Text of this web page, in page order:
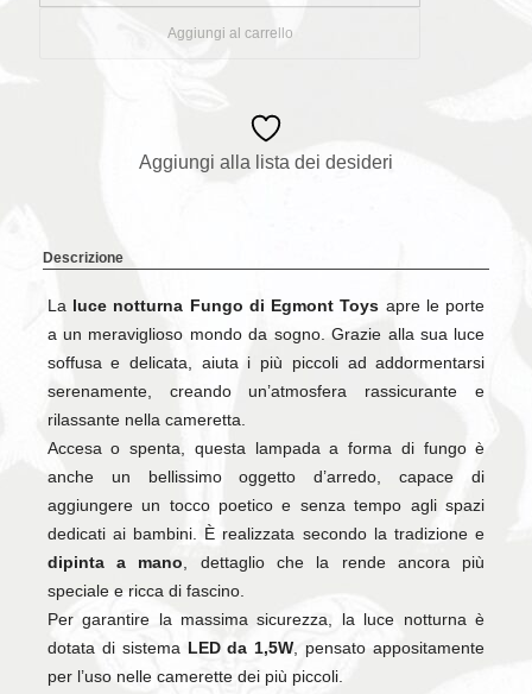
Piccolo
Aggiungi al carrello
Aggiungi alla lista dei desideri
Descrizione
La luce notturna Fungo di Egmont Toys apre le porte
a un meraviglioso mondo da sogno. Grazie alla sua luce
soffusa e delicata, aiuta i più piccoli ad addormentarsi
serenamente, creando un’atmosfera rassicurante e
rilassante nella cameretta.
Accesa o spenta, questa lampada a forma di fungo è
anche un bellissimo oggetto d’arredo, capace di
aggiungere un tocco poetico e senza tempo agli spazi
dedicati ai bambini. È realizzata secondo la tradizione e
dipinta a mano, dettaglio che la rende ancora più
speciale e ricca di fascino.
Per garantire la massima sicurezza, la luce notturna è
dotata di sistema LED da 1,5W, pensato appositamente
per l’uso nelle camerette dei più piccoli.